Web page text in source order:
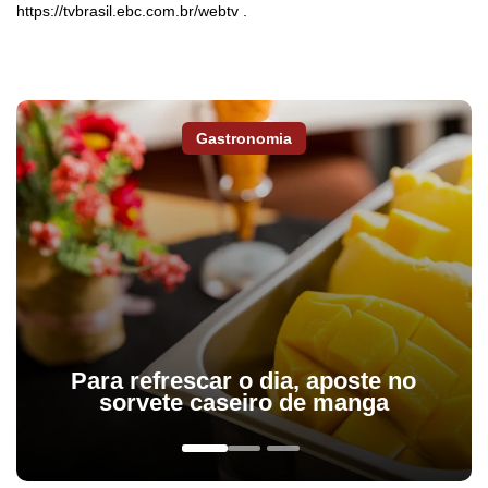
https://tvbrasil.ebc.com.br/webtv .
Gastronomia
Para refrescar o dia, aposte no
sorvete caseiro de manga